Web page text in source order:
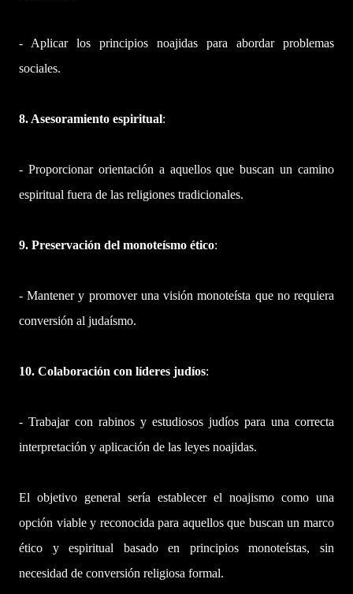
- Aplicar los principios noajidas para abordar problemas
sociales.
8. Asesoramiento espiritual:
- Proporcionar orientación a aquellos que buscan un camino
espiritual fuera de las religiones tradicionales.
9. Preservación del monoteísmo ético:
- Mantener y promover una visión monoteísta que no requiera
conversión al judaísmo.
10. Colaboración con líderes judíos:
- Trabajar con rabinos y estudiosos judíos para una correcta
interpretación y aplicación de las leyes noajidas.
El objetivo general sería establecer el noajismo como una
opción viable y reconocida para aquellos que buscan un marco
ético y espiritual basado en principios monoteístas, sin
necesidad de conversión religiosa formal.